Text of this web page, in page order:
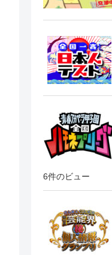
6件のビュー